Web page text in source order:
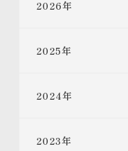
2026年
2025年
2024年
2023年